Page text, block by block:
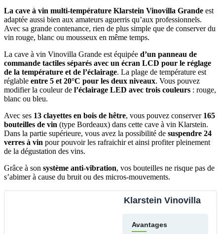
La cave à vin multi-température Klarstein Vinovilla Grande est
adaptée aussi bien aux amateurs aguerris qu’aux professionnels.
Avec sa grande contenance, rien de plus simple que de conserver du
vin rouge, blanc ou mousseux en même temps.
La cave à vin Vinovilla Grande est équipée d’un panneau de
commande tactiles séparés avec un écran LCD pour le réglage
de la température et de l’éclairage. La plage de température est
réglable entre 5 et 20°C pour les deux niveaux. Vous pouvez
modifier la couleur de l’éclairage LED avec trois couleurs : rouge,
blanc ou bleu.
Avec ses 13 clayettes en bois de hêtre, vous pouvez conserver 165
bouteilles de vin (type Bordeaux) dans cette cave à vin Klarstein.
Dans la partie supérieure, vous avez la possibilité de suspendre 24
verres à vin pour pouvoir les rafraichir et ainsi profiter pleinement
de la dégustation des vins.
Grâce à son système anti-vibration, vos bouteilles ne risque pas de
s’abimer à cause du bruit ou des micros-mouvements.
Klarstein Vinovilla
Avantages